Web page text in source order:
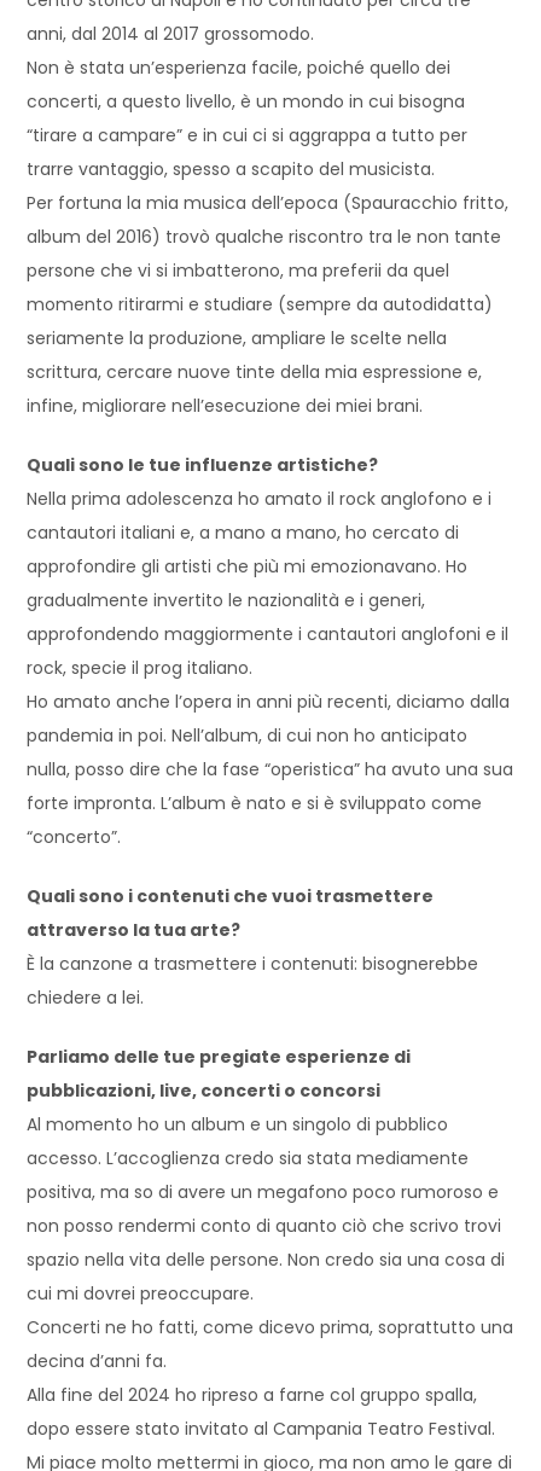
anni, dal 2014 al 2017 grossomodo.
Non è stata un’esperienza facile, poiché quello dei
concerti, a questo livello, è un mondo in cui bisogna
“tirare a campare” e in cui ci si aggrappa a tutto per
trarre vantaggio, spesso a scapito del musicista.
Per fortuna la mia musica dell’epoca (Spauracchio fritto,
album del 2016) trovò qualche riscontro tra le non tante
persone che vi si imbatterono, ma preferii da quel
momento ritirarmi e studiare (sempre da autodidatta)
seriamente la produzione, ampliare le scelte nella
scrittura, cercare nuove tinte della mia espressione e,
infine, migliorare nell’esecuzione dei miei brani.
Quali sono le tue influenze artistiche?
Nella prima adolescenza ho amato il rock anglofono e i
cantautori italiani e, a mano a mano, ho cercato di
approfondire gli artisti che più mi emozionavano. Ho
gradualmente invertito le nazionalità e i generi,
approfondendo maggiormente i cantautori anglofoni e il
rock, specie il prog italiano.
Ho amato anche l’opera in anni più recenti, diciamo dalla
pandemia in poi. Nell’album, di cui non ho anticipato
nulla, posso dire che la fase “operistica” ha avuto una sua
forte impronta. L’album è nato e si è sviluppato come
“concerto”.
Quali sono i contenuti che vuoi trasmettere
attraverso la tua arte?
È la canzone a trasmettere i contenuti: bisognerebbe
chiedere a lei.
Parliamo delle tue pregiate esperienze di
pubblicazioni, live, concerti o concorsi
Al momento ho un album e un singolo di pubblico
accesso. L’accoglienza credo sia stata mediamente
positiva, ma so di avere un megafono poco rumoroso e
non posso rendermi conto di quanto ciò che scrivo trovi
spazio nella vita delle persone. Non credo sia una cosa di
cui mi dovrei preoccupare.
Concerti ne ho fatti, come dicevo prima, soprattutto una
decina d’anni fa.
Alla fine del 2024 ho ripreso a farne col gruppo spalla,
dopo essere stato invitato al Campania Teatro Festival.
Mi piace molto mettermi in gioco, ma non amo le gare di